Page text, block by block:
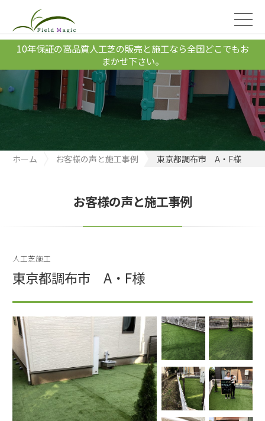
10年保証の高品質人工芝の販売と施工なら全国どこでもお
まかせ下さい。
ホーム お客様の声と施工事例 東京都調布市 A・F様
お客様の声と施工事例
人工芝施工
東京都調布市 A・F様